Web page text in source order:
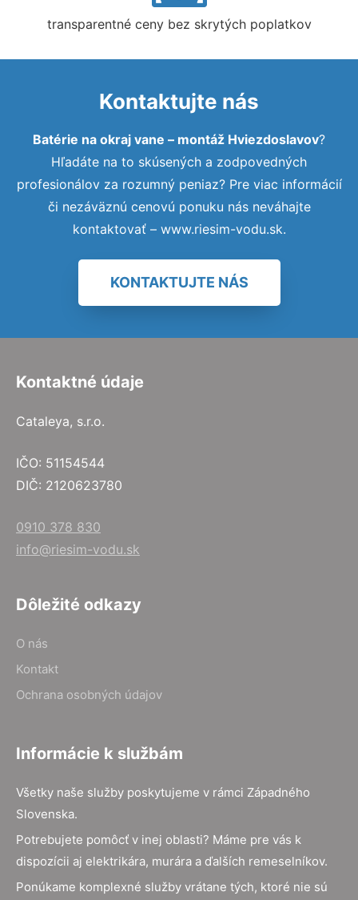
transparentné ceny bez skrytých poplatkov
Kontaktujte nás
Batérie na okraj vane – montáž Hviezdoslavov?
Hľadáte na to skúsených a zodpovedných
profesionálov za rozumný peniaz? Pre viac informácií
či nezáväznú cenovú ponuku nás neváhajte
kontaktovať – www.riesim-vodu.sk.
KONTAKTUJTE NÁS
Kontaktné údaje
Cataleya, s.r.o.
IČO: 51154544
DIČ: 2120623780
0910 378 830
info@riesim-vodu.sk
Dôležité odkazy
O nás
Kontakt
Ochrana osobných údajov
Informácie k službám
Všetky naše služby poskytujeme v rámci Západného
Slovenska.
Potrebujete pomôcť v inej oblasti? Máme pre vás k
dispozícii aj elektrikára, murára a ďalších remeselníkov.
Ponúkame komplexné služby vrátane tých, ktoré nie sú